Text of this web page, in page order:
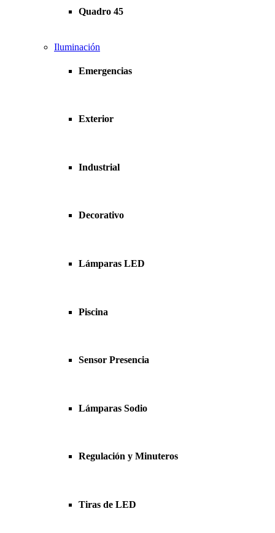
Quadro 45
Iluminación
Emergencias
Exterior
Industrial
Decorativo
Lámparas LED
Piscina
Sensor Presencia
Lámparas Sodio
Regulación y Minuteros
Tiras de LED